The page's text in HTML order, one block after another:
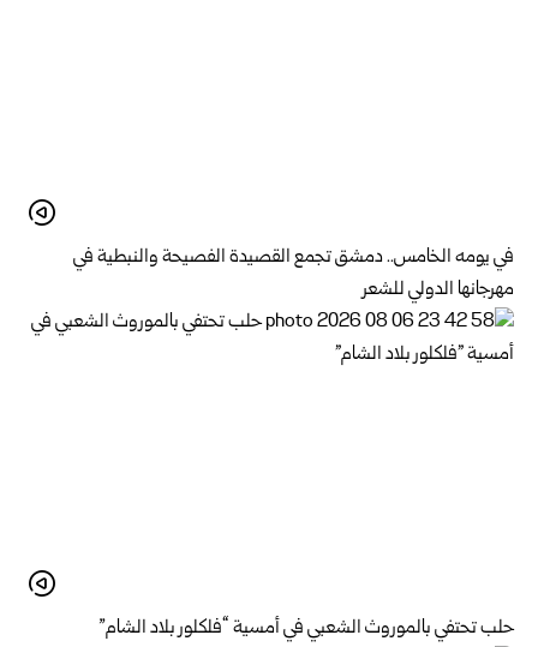
في يومه الخامس.. دمشق تجمع القصيدة الفصيحة والنبطية في
مهرجانها الدولي للشعر
حلب تحتفي بالموروث الشعبي في أمسية “فلكلور بلاد الشام”